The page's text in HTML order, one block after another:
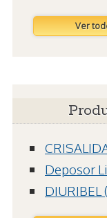
Ver
Deposor
DIURIBEL